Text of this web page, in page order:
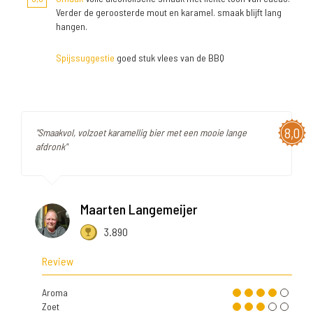
Verder de geroosterde mout en karamel. smaak blijft lang
hangen.
Spijssuggestie goed stuk vlees van de BBQ
8,0
"Smaakvol, volzoet karamellig bier met een mooie lange
afdronk"
Maarten Langemeijer
3.890
Review
Aroma
Zoet